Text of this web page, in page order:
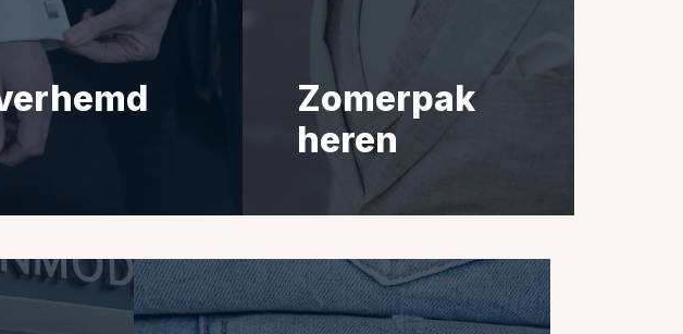
Zomerpak
heren